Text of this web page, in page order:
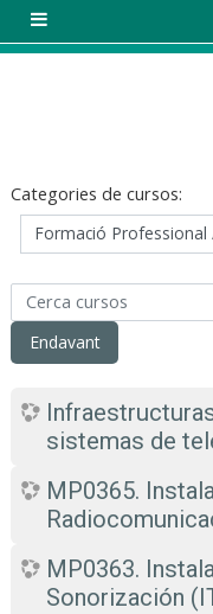
Panell lateral
Categories de cursos:
Cerca cursos
Endavant
sistemas de
MP0365.
MP0363.
Sonorización